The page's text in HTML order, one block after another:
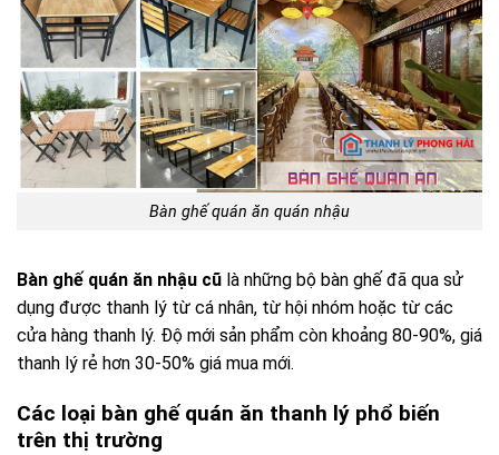
Bàn ghế quán ăn quán nhậu
Bàn ghế quán ăn nhậu cũ là những bộ bàn ghế đã qua sử
dụng được thanh lý từ cá nhân, từ hội nhóm hoặc từ các
cửa hàng thanh lý. Độ mới sản phẩm còn khoảng 80-90%, giá
thanh lý rẻ hơn 30-50% giá mua mới.
Các loại bàn ghế quán ăn thanh lý phổ biến
trên thị trường